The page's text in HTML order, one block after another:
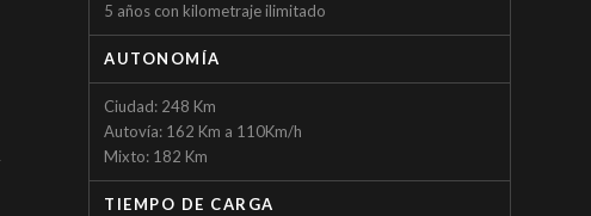
5 años con kilometraje ilimitado
AUTONOMÍA
Ciudad: 248 Km
Autovía: 162 Km a 110Km/h
Mixto: 182 Km
TIEMPO DE CARGA